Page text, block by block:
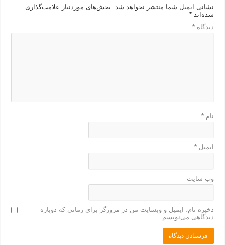
نشانی ایمیل شما منتشر نخواهد شد. بخش‌های موردنیاز علامت‌گذاری
شده‌اند*
دیدگاه*
نام*
ایمیل*
وب‌ سایت
ذخیره نام، ایمیل و وبسایت من در مرورگر برای زمانی که دوباره
دیدگاهی می‌نویسم.